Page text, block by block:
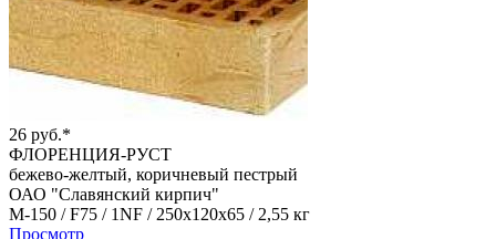
26 руб.*
ФЛОРЕНЦИЯ-РУСТ
бежево-желтый, коричневый пестрый
ОАО "Славянский кирпич"
М-150 /F75 / 1NF /250х120х65 /2,55 кг
Просмотр